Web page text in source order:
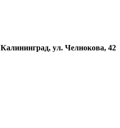
Калининград, ул. Челнокова, 42